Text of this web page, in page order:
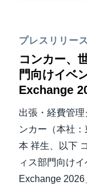
プレスリリース
コンカー、
門向けイベ
Exchange
出張・経費管
ンカー（本社
本 祥生、以下
ィス部門向け
Exchange